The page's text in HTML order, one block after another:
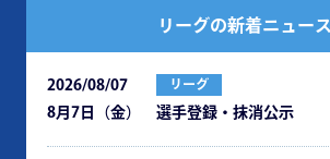
リーグの新着ニュース
2026/08/07 リーグ
8月7日（金） 選手登録・抹消公示